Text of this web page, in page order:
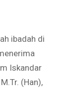
ibadah di
Iskandar
(Han),